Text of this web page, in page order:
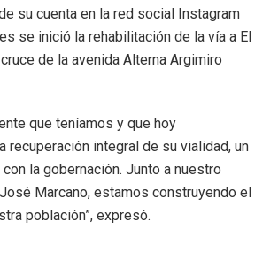
su cuenta en la red social Instagram
se inició la rehabilitación de la vía a El
de la avenida Alterna Argimiro
que teníamos y que hoy
recuperación integral de su vialidad, un
la gobernación. Junto a nuestro
Marcano, estamos construyendo el
población”, expresó.